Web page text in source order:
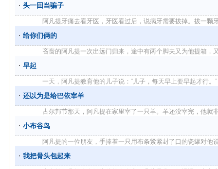
头一回当骗子
阿凡提牙痛去看牙医，牙医看过后，说病牙需要拔掉。拔一颗
给你们俩的
吝啬的阿凡提一次出远门归来，途中有两个脚夫又为他提箱，
早起
一天，阿凡提教育他的儿子说：“儿子，每天早上要早起才
还以为是给巴依宰羊
古尔邦节那天，阿凡提在家里宰了一只羊。羊还没宰完，他就
小布谷鸟
阿凡提的一位朋友，手捧着一只用布条紧紧封了口的瓷罐对他
我把骨头包起来